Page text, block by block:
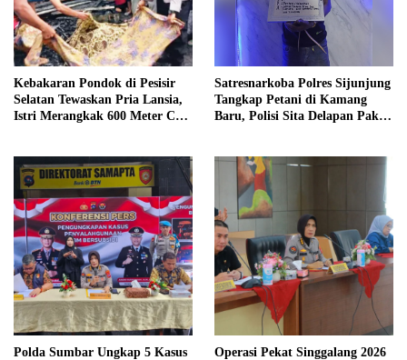
Kebakaran Pondok di Pesisir
Selatan Tewaskan Pria Lansia,
Istri Merangkak 600 Meter Cari
Satresnarkoba Polres Sijunjung
Tangkap Petani di Kamang
Baru, Polisi Sita Delapan Paket
Polda Sumbar Ungkap 5 Kasus
Operasi Pekat Singgalang 2026